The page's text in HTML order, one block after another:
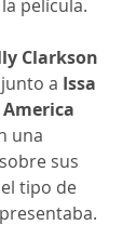
película.
Clarkson
a Issa
una
sus
tipo de